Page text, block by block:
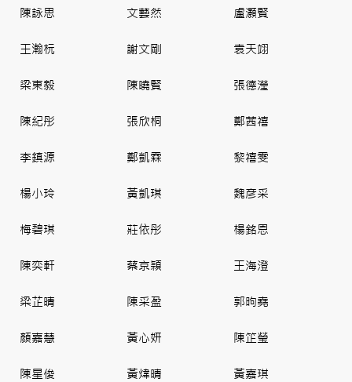
陳詠思 文藝然 盧灝賢
王瀚杬 謝文剛 袁天翊
梁東毅 陳曉賢 張德瀅
陳紀彤 張欣桐 鄭茜禧
李鎮源 鄭凱霖 黎禧雯
楊小玲 黃凱琪 魏彦采
梅碧琪 莊依彤 楊銘恩
陳奕軒 蔡京頴 王海澄
梁芷晴 陳采盈 郭昫堯
顏嘉慧 黃心妍 陳䇛瑩
陳星俊 黃煒晴 黃嘉琪